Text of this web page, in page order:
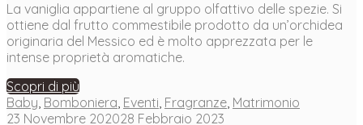
La vaniglia appartiene al gruppo olfattivo delle spezie. Si
ottiene dal frutto commestibile prodotto da un’orchidea
originaria del Messico ed è molto apprezzata per le
intense proprietà aromatiche.
Scopri di più
Baby, Bomboniera, Eventi, Fragranze, Matrimonio
23 Novembre 202028 Febbraio 2023